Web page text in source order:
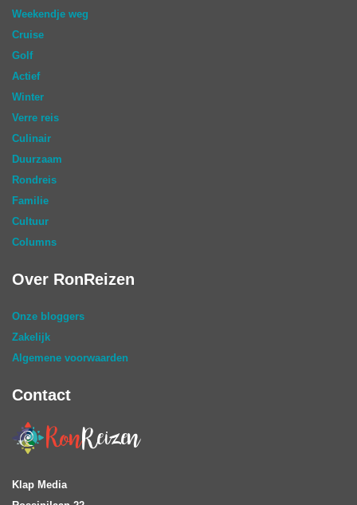
Weekendje weg
Cruise
Golf
Actief
Winter
Verre reis
Culinair
Duurzaam
Rondreis
Familie
Cultuur
Columns
Over RonReizen
Onze bloggers
Zakelijk
Algemene voorwaarden
Contact
Klap Media